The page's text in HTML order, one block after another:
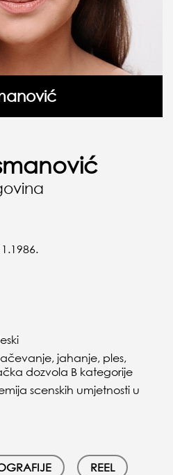
jahanje, ples,
dozvola B kategorije
scenskih umjetnosti u
REEL